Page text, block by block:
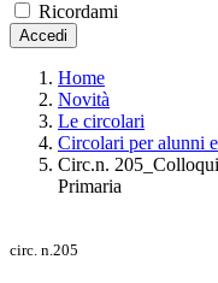
Ricordami
Accedi
Home
Novità
Le circolari
Circolari per alunni
Circ.n.
Primaria
circ. n.205